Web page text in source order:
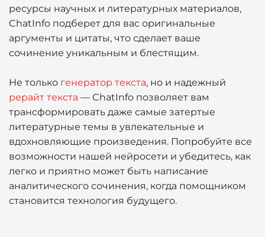
ресурсы научных и литературных материалов,
ChatInfo подберет для вас оригинальные
аргументы и цитаты, что сделает ваше
сочинение уникальным и блестящим.
Не только генератор текста, но и надежный
рерайт текста — ChatInfo позволяет вам
трансформировать даже самые затертые
литературные темы в увлекательные и
вдохновляющие произведения. Попробуйте все
возможности нашей нейросети и убедитесь, как
легко и приятно может быть написание
аналитического сочинения, когда помощником
становится технология будущего.